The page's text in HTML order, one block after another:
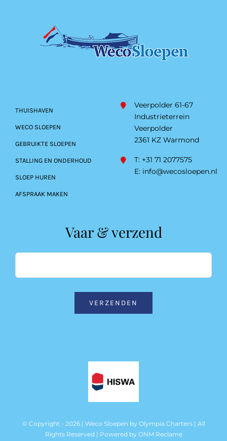
THUISHAVEN
WECO SLOEPEN
GEBRUIKTE SLOEPEN
STALLING EN ONDERHOUD
SLOEP HUREN
AFSPRAAK MAKEN
Veerpolder 61-67
Industrieterrein
Veerpolder
2361 KZ Warmond
T: +31 71 2077575
E: info@wecosloepen.nl
Vaar & verzend
VERZENDEN
© Copyright - 2026 | Weco Sloepen by Olympia Charters| All
Rights Reserved | Powered by ONM Reclame